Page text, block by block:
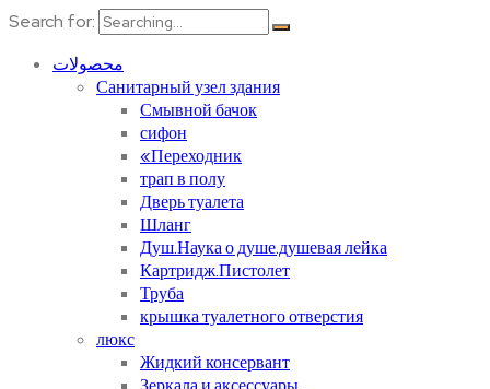
Search for:
محصولات
Санитарный узел здания
Смывной бачок
сифон
«Переходник
трап в полу
Дверь туалета
Шланг
Душ.Наука о душе.душевая лейка
Картридж.Пистолет
Труба
крышка туалетного отверстия
люкс
Жидкий консервант